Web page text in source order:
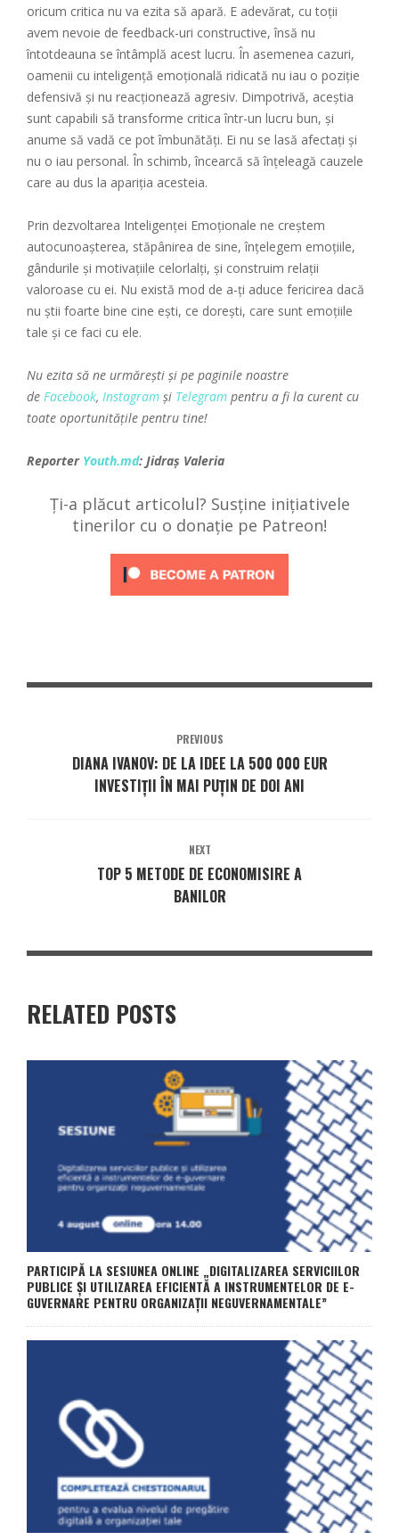
oricum critica nu va ezita să apară. E adevărat, cu toții
avem nevoie de feedback-uri constructive, însă nu
întotdeauna se întâmplă acest lucru. În asemenea cazuri,
oamenii cu inteligență emoțională ridicată nu iau o poziție
defensivă și nu reacționează agresiv. Dimpotrivă, aceștia
sunt capabili să transforme critica într-un lucru bun, și
anume să vadă ce pot îmbunătăți. Ei nu se lasă afectați și
nu o iau personal. În schimb, încearcă să înțeleagă cauzele
care au dus la apariția acesteia.
Prin dezvoltarea Inteligenței Emoționale ne creștem
autocunoașterea, stăpânirea de sine, înțelegem emoțiile,
gândurile și motivațiile celorlalți, și construim relații
valoroase cu ei. Nu există mod de a-ți aduce fericirea dacă
nu știi foarte bine cine ești, ce dorești, care sunt emoțiile
tale și ce faci cu ele.
Nu ezita să ne urmărești și pe paginile noastre
de Facebook, Instagram și Telegram pentru a fi la curent cu
toate oportunitățile pentru tine!
Reporter Youth.md: Jidraș Valeria
Ți-a plăcut articolul? Susține inițiativele
tinerilor cu o donație pe Patreon!
PREVIOUS
DIANA IVANOV: DE LA IDEE LA 500 000 EUR
INVESTIȚII ÎN MAI PUȚIN DE DOI ANI
NEXT
TOP 5 METODE DE ECONOMISIRE A
BANILOR
RELATED POSTS
PARTICIPĂ LA SESIUNEA ONLINE „DIGITALIZAREA SERVICIILOR
PUBLICE ȘI UTILIZAREA EFICIENTĂ A INSTRUMENTELOR DE E-
GUVERNARE PENTRU ORGANIZAȚII NEGUVERNAMENTALE”